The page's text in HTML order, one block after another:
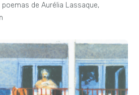
de Aurélia Lassaque,